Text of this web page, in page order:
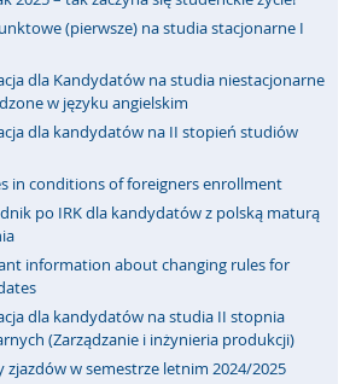
(pierwsze) na studia stacjonarne I
dla Kandydatów na studia niestacjonarne
w języku angielskim
dla kandydatów na II stopień studiów
in conditions of foreigners enrollment
po IRK dla kandydatów z polską maturą
information about changing rules for
dla kandydatów na studia II stopnia
(Zarządzanie i inżynieria produkcji)
zjazdów w semestrze letnim 2024/2025